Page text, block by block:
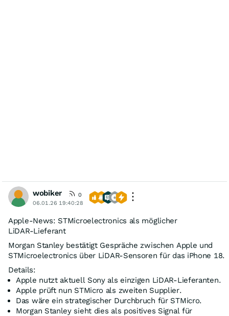
wobiker
0
06.01.26 19:40:28
Apple‑News: STMicroelectronics als möglicher
LiDAR‑Lieferant
Morgan Stanley bestätigt Gespräche zwischen Apple und
STMicroelectronics über LiDAR‑Sensoren für das iPhone 18.
Details:
Apple nutzt aktuell Sony als einzigen LiDAR‑Lieferanten.
Apple prüft nun STMicro als zweiten Supplier.
Das wäre ein strategischer Durchbruch für STMicro.
Morgan Stanley sieht dies als positives Signal für